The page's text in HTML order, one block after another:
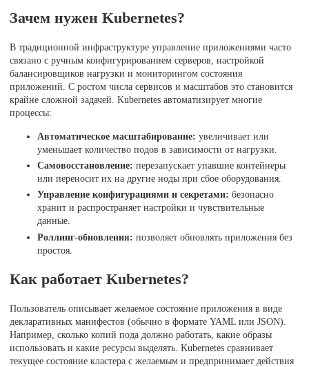
Зачем нужен Kubernetes?
В традиционной инфраструктуре управление приложениями часто
связано с ручным конфигурированием серверов, настройкой
балансировщиков нагрузки и мониторингом состояния
приложений. С ростом числа сервисов и масштабов это становится
крайне сложной задачей. Kubernetes автоматизирует многие
процессы:
Автоматическое масштабирование: увеличивает или
уменьшает количество подов в зависимости от нагрузки.
Самовосстановление: перезапускает упавшие контейнеры
или переносит их на другие ноды при сбое оборудования.
Управление конфигурациями и секретами: безопасно
хранит и распространяет настройки и чувствительные
данные.
Роллинг-обновления: позволяет обновлять приложения без
простоя.
Как работает Kubernetes?
Пользователь описывает желаемое состояние приложения в виде
декларативных манифестов (обычно в формате YAML или JSON).
Например, сколько копий пода должно работать, какие образы
использовать и какие ресурсы выделять. Kubernetes сравнивает
текущее состояние кластера с желаемым и предпринимает действия